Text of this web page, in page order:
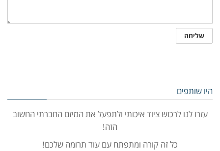
היו שותפים
עזרו לנו לרכוש ציוד איכותי ולתפעל את המיזם החברתי החשוב
הזה!
כל זה קורה ומתפתח עם עוד תרומה שלכם!